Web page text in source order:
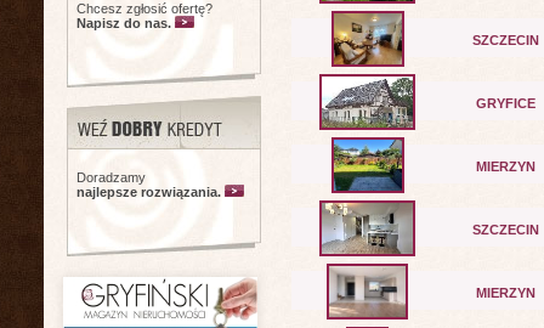
Chcesz zgłosić ofertę?
Napisz do nas.
Doradzamy
najlepsze rozwiązania.
SZCZECIN
GRYFICE
MIERZYN
SZCZECIN
MIERZYN